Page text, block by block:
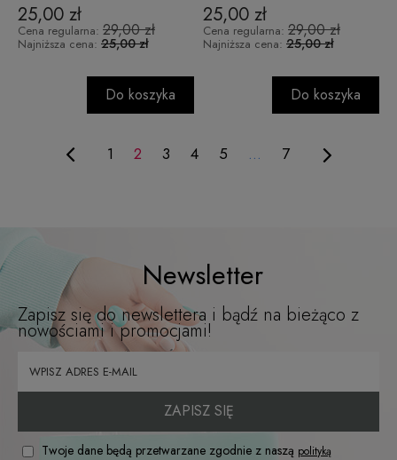
25,00 zł
Cena regularna: 29,00 zł
Najniższa cena: 25,00 zł
Do koszyka
25,00 zł
Cena regularna: 29,00 zł
Najniższa cena: 25,00 zł
Do koszyka
1 2 3 4 5 ... 7
Newsletter
Zapisz się do newslettera i bądź na bieżąco z
nowościami i promocjami!
ZAPISZ SIĘ
Twoje dane będą przetwarzane zgodnie z naszą polityką